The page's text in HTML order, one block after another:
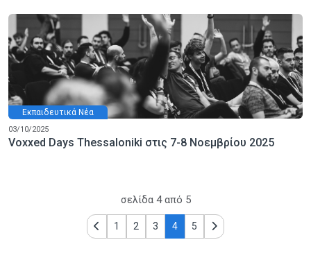
Εκπαιδευτικά Νέα
03/10/2025
Voxxed Days Thessaloniki στις 7-8 Νοεμβρίου 2025
σελίδα 4 από 5
1 2 3 4 5